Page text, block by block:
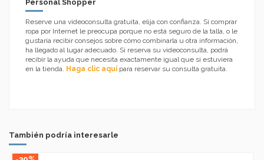
Personal Shopper
Reserve una videoconsulta gratuita, elija con confianza. Si comprar
ropa por Internet le preocupa porque no está seguro de la talla, o le
gustaría recibir consejos sobre cómo combinarla u otra información,
ha llegado al lugar adecuado. Si reserva su videoconsulta, podrá
recibir la ayuda que necesita exactamente igual que si estuviera
en la tienda. Haga clic aquípara reservar su consulta gratuita.
También podría interesarle